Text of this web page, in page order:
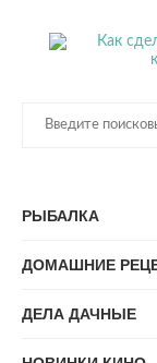
РЫБАЛКА
ДОМАШНИЕ
ДЕЛА ДАЧНЫЕ